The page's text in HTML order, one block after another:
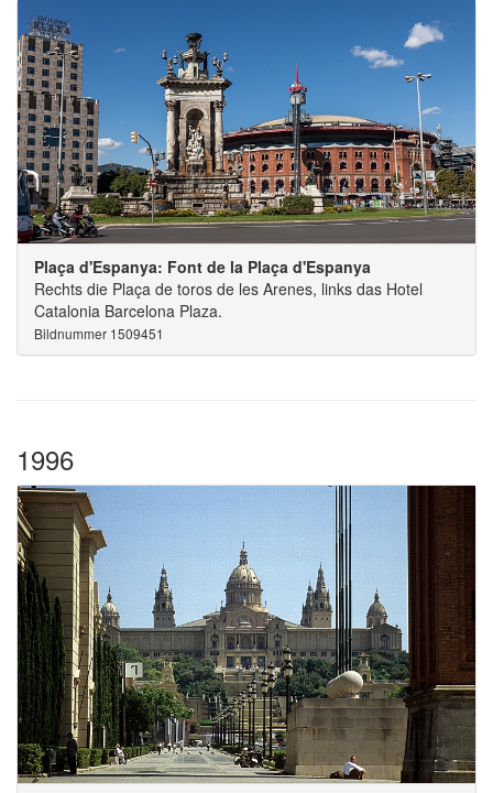
Plaça d'Espanya: Font de la Plaça d'Espanya
Rechts die Plaça de toros de les Arenes, links das Hotel
Catalonia Barcelona Plaza.
Bildnummer 1509451
1996